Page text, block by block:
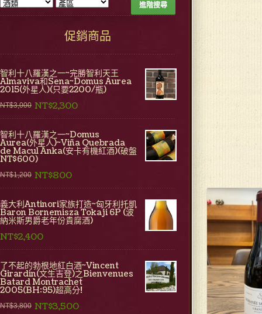
進階搜尋
促銷商品
智利十八羅漢之一~完勝智利天王
Almaviva和Sena~Domus Aurea
2015(外星人)(只要2200/瓶)
NT$3,000 NT$2,300
智利十八羅漢之一~Domus
Aurea(外星人)~Viña Quebrada
de Macul Anka(安卡有機紅酒)(破盤
NT$600)
NT$1,200 NT$800
義大利Antinori家族打造~匈牙利托凱
Baron Bornemisza Tokaji 6P (波
納米斯男爵老年份貴腐酒)
NT$2,400
了不起的勃根地紅白酒~Vincent
Girardin(文生吉登)之Bienvenues
Batard Montrachet
2005(BH:95)超高分!
NT$3,800 NT$3,500